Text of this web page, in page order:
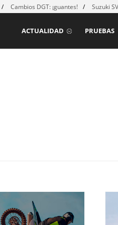
Cambios DGT: ¡guantes! Suzuki
PRUEBAS
ACTUALIDAD